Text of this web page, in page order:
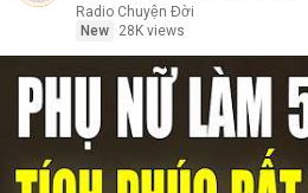
Radio Chuyện Đời
New
28K views